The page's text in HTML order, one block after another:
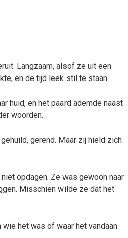
Langzaam, alsof ze uit een
en de tijd leek stil te staan.
huid, en het paard ademde naast
woorden.
gerend. Maar zij hield zich
opdagen. Ze was gewoon naar
Misschien wilde ze dat het
wie het was of waar het vandaan